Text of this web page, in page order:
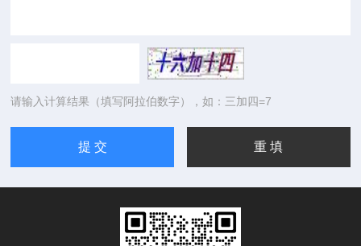
请输入计算结果（填写阿拉伯数字），如：三加四=7